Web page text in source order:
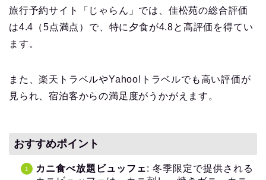
旅行予約サイト「じゃらん」では、佳松苑の総合評価
は4.4（5点満点）で、特に夕食が4.8と高評価を得てい
ます。
また、楽天トラベルやYahoo!トラベルでも高い評価が
見られ、宿泊客からの満足度がうかがえます。
おすすめポイント
カニ食べ放題ビュッフェ: 冬季限定で提供される